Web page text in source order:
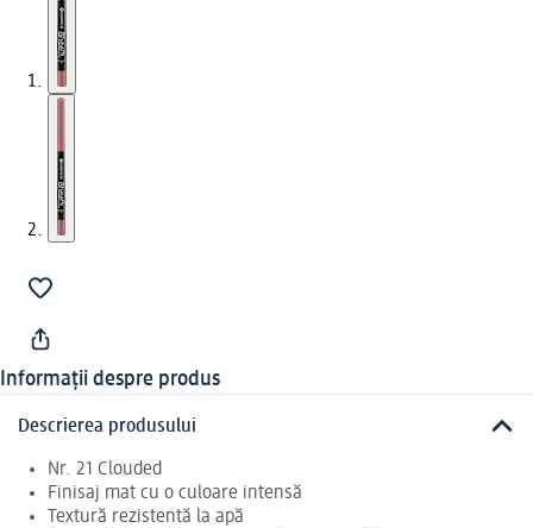
Informații despre produs
Descrierea produsului
Nr. 21 Clouded
Finisaj mat cu o culoare intensă
Textură rezistentă la apă